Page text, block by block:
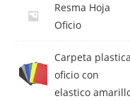
Resma Hoja
Oficio
Carpeta plastica
oficio con
elastico